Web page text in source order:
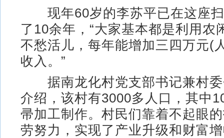
现年60岁的李苏平已在这座扫
了10余年，“大家基本都是利用农
不愁活儿，每年能增加三四万元(
收入。”
据南龙化村党支部书记兼村委
介绍，该村有3000多人口，其中
帚加工制作。村民们靠着不起眼
劳努力，实现了产业升级和财富